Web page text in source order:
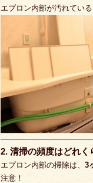
エプロン内部が汚れてい
2. 清掃の頻度はどれく
エプロン内部の掃除は、 3
注意！